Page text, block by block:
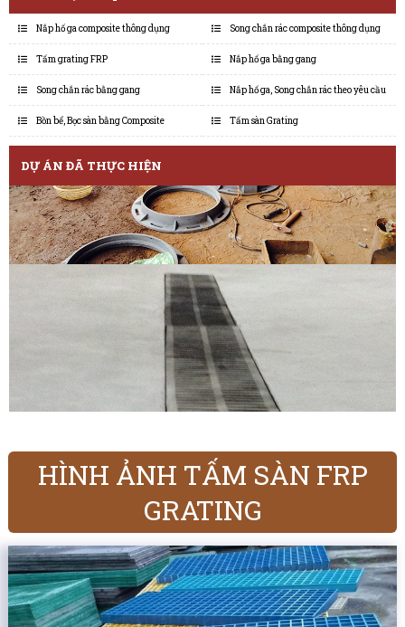
Nắp hố ga composite thông dụng Song chắn rác composite thông dụng
Tấm grating FRP Nắp hố ga bằng gang
Song chắn rác bằng gang Nắp hố ga, Song chắn rác theo yêu cầu
Bồn bể, Bọc sàn bằng Composite Tấm sàn Grating
DỰ ÁN ĐÃ THỰC HIỆN
HÌNH ẢNH TẤM SÀN FRP
GRATING